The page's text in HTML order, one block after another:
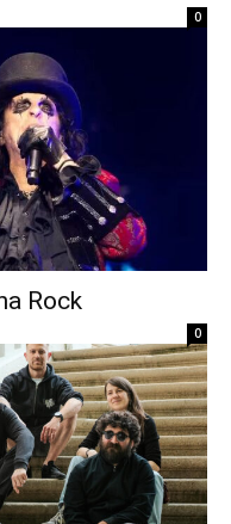
0
Rock
0